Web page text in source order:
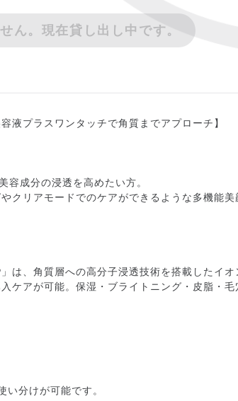
ん。現在貸し出し中です。
液プラスワンタッチで角質までアプローチ】
成分の浸透を高めたい方。
クリアモードでのケアができるような多機能美
は、角質層への高分子浸透技術を搭載したイ
ケアが可能。保湿・ブライトニング・皮脂・
分けが可能です。